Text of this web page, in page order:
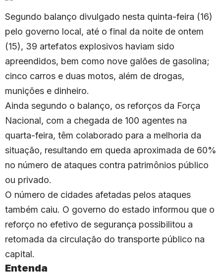
Segundo balanço divulgado nesta quinta-feira (16)
pelo governo local, até o final da noite de ontem
(15), 39 artefatos explosivos haviam sido
apreendidos, bem como nove galões de gasolina;
cinco carros e duas motos, além de drogas,
munições e dinheiro.
Ainda segundo o balanço, os reforços da Força
Nacional, com a chegada de 100 agentes na
quarta-feira, têm colaborado para a melhoria da
situação, resultando em queda aproximada de 60%
no número de ataques contra patrimônios público
ou privado.
O número de cidades afetadas pelos ataques
também caiu. O governo do estado informou que o
reforço no efetivo de segurança possibilitou a
retomada da circulação do transporte público na
capital.
Entenda